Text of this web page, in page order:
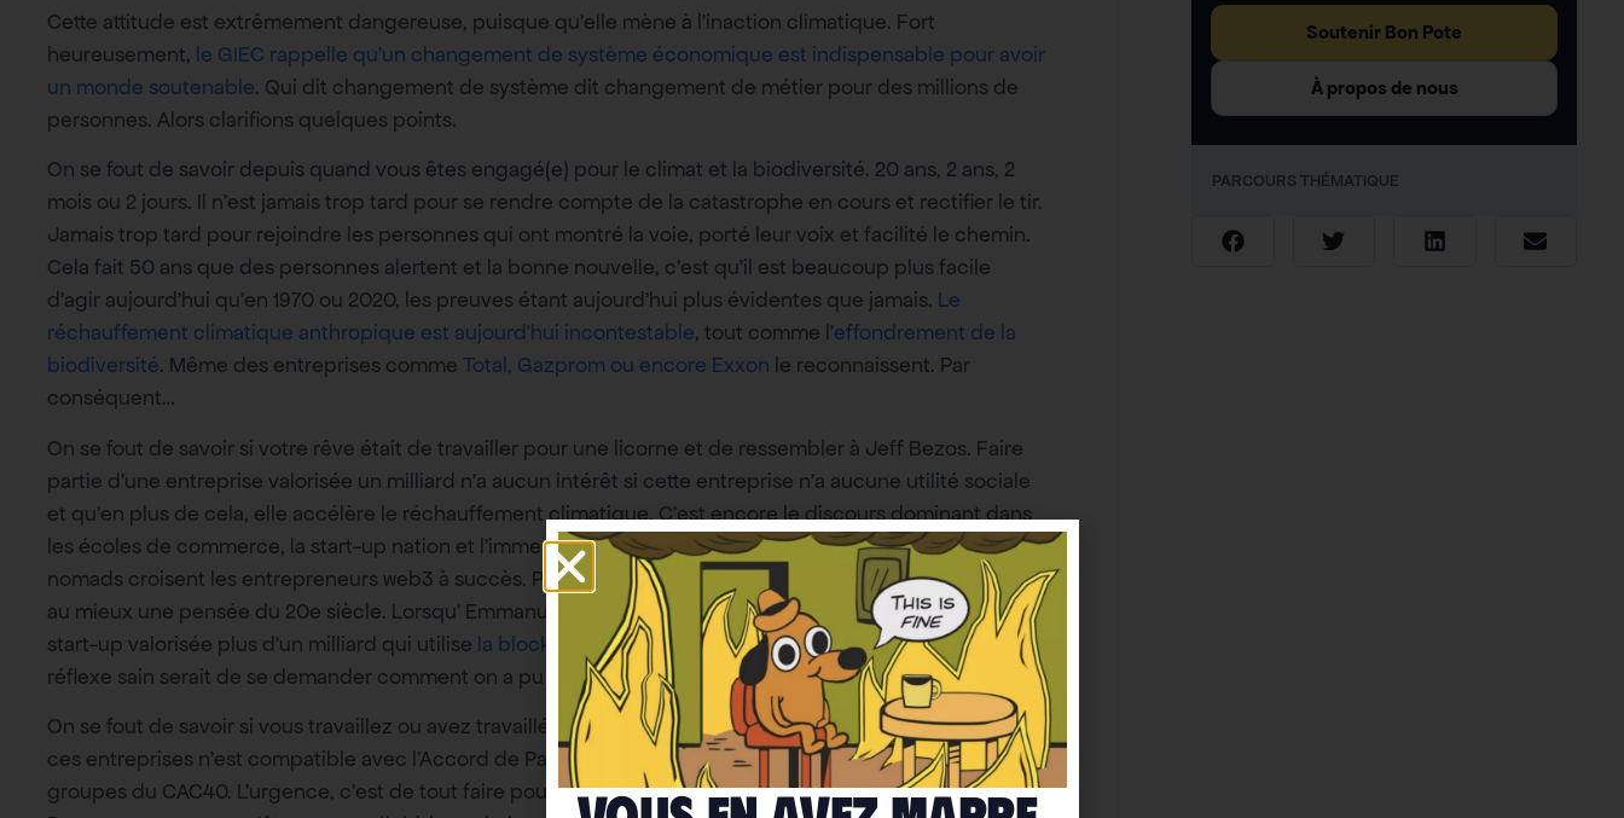
Cette attitude est extrêmement dangereuse, puisque qu’elle mène à l’inaction climatique. Fort
heureusement, le GIEC rappelle qu’un changement de système économique est indispensable pour avoir
un monde soutenable. Qui dit changement de système dit changement de métier pour des millions de
personnes. Alors clarifions quelques points.
On se fout de savoir depuis quand vous êtes engagé(e) pour le climat et la biodiversité. 20 ans, 2 ans, 2
mois ou 2 jours. Il n’est jamais trop tard pour se rendre compte de la catastrophe en cours et rectifier le tir.
Jamais trop tard pour rejoindre les personnes qui ont montré la voie, porté leur voix et facilité le chemin.
Cela fait 50 ans que des personnes alertent et la bonne nouvelle, c’est qu’il est beaucoup plus facile
d’agir aujourd’hui qu’en 1970 ou 2020, les preuves étant aujourd’hui plus évidentes que jamais. Le
réchauffement climatique anthropique est aujourd’hui incontestable, tout comme l’effondrement de la
biodiversité. Même des entreprises comme Total, Gazprom ou encore Exxon le reconnaissent. Par
conséquent…
On se fout de savoir si votre rêve était de travailler pour une licorne et de ressembler à Jeff Bezos. Faire
partie d’une entreprise valorisée un milliard n’a aucun intérêt si cette entreprise n’a aucune utilité sociale
et qu’en plus de cela, elle accélère le réchauffement climatique. C’est encore le discours dominant dans
les écoles de commerce, la start-up nation et l’immense majorité du réseau social Linkedin où les digital
nomads croisent les entrepreneurs web3 à succès. Penser de la sorte est totalement anachronique et est
au mieux une pensée du 20e siècle. Lorsqu’ Emmanuel Macron et Bruno Le Maire s’extasient devant une
start-up valorisée plus d’un milliard qui utilise la blockchain pour échanger des cartes Panini, le seul
réflexe sain serait de se demander comment on a pu en arriver là et tout faire pour combattre ce système.
On se fout de savoir si vous travaillez ou avez travaillé pour Total, Thalès, Air France ou BNP. Aucune de
ces entreprises n’est compatible avec l’Accord de Paris et n’a de plan pour l’être. Aucune, comme tous les
groupes du CAC40. L’urgence, c’est de tout faire pour que ces entreprises changent de modèle.
Soutenir Bon Pote
À propos de nous
PARCOURS THÉMATIQUE